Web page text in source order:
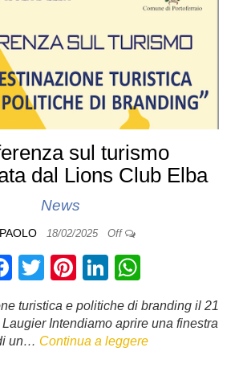
sul turismo
dal Lions Club Elba
News
PAOLO 18/02/2025 Off
F
c
e
T
wi
tt
er
Pi
nt
er
e
Li
k
e
at
s
turistica e politiche di branding il 21
Intendiamo aprire una finestra
un… Continua a leggere